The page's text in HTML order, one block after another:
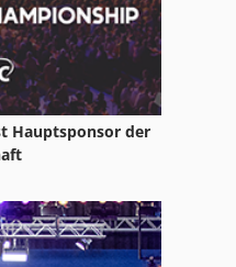
Hauptsponsor der